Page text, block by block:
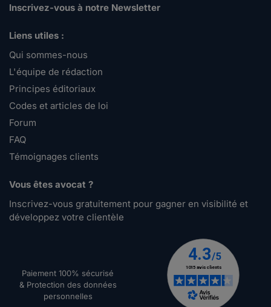
Inscrivez-vous à notre Newsletter
Liens utiles :
Qui sommes-nous
L'équipe de rédaction
Principes éditoriaux
Codes et articles de loi
Forum
FAQ
Témoignages clients
Vous êtes avocat ?
Inscrivez-vous gratuitement pour gagner en visibilité et
développez votre clientèle
Paiement 100% sécurisé
& Protection des données
personnelles